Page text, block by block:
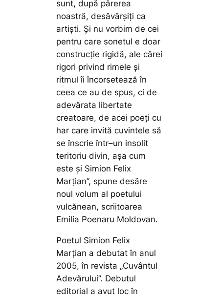
sunt, după părerea
noastră, desăvârșiți ca
artiști. Și nu vorbim de cei
pentru care sonetul e doar
construcție rigidă, ale cărei
rigori privind rimele și
ritmul îi încorsetează în
ceea ce au de spus, ci de
adevărata libertate
creatoare, de acei poeți cu
har care invită cuvintele să
se înscrie într–un insolit
teritoriu divin, așa cum
este și Simion Felix
Marțian”, spune desăre
noul volum al poetului
vulcănean, scriitoarea
Emilia Poenaru Moldovan.
Poetul Simion Felix
Marțian a debutat în anul
2005, în revista „Cuvântul
Adevărului”. Debutul
editorial a avut loc în